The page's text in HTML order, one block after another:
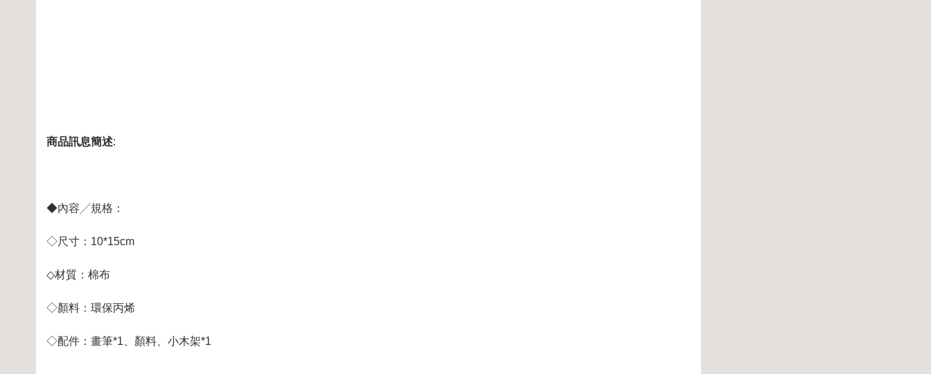
商品訊息簡述:
◆內容╱規格：
◇尺寸：10*15cm
◇材質：棉布
◇顏料：環保丙烯
◇配件：畫筆*1、顏料、小木架*1